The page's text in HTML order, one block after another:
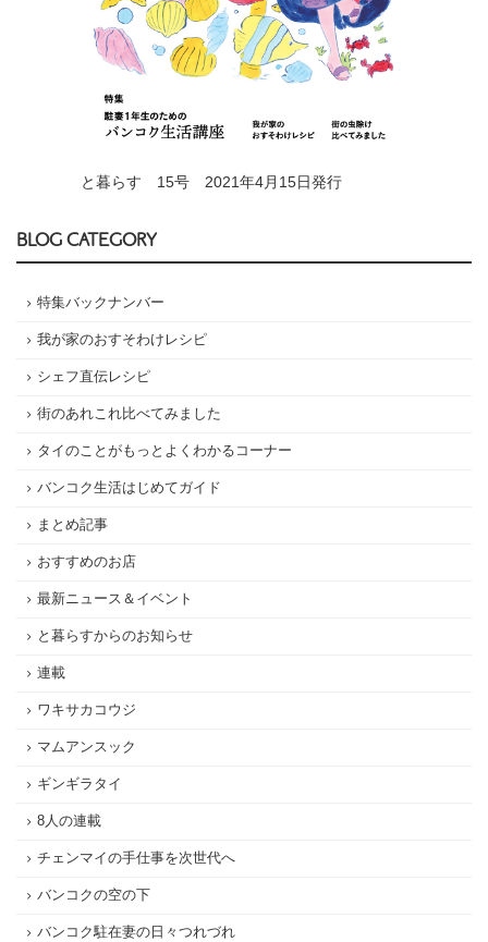
と暮らす 15号 2021年4月15日発行
BLOG CATEGORY
特集バックナンバー
我が家のおすそわけレシピ
シェフ直伝レシピ
街のあれこれ比べてみました
タイのことがもっとよくわかるコーナー
バンコク生活はじめてガイド
まとめ記事
おすすめのお店
最新ニュース＆イベント
と暮らすからのお知らせ
連載
ワキサカコウジ
マムアンスック
ギンギラタイ
8人の連載
チェンマイの手仕事を次世代へ
バンコクの空の下
バンコク駐在妻の日々つれづれ